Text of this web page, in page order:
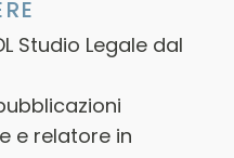
Studio Legale dal
e relatore in